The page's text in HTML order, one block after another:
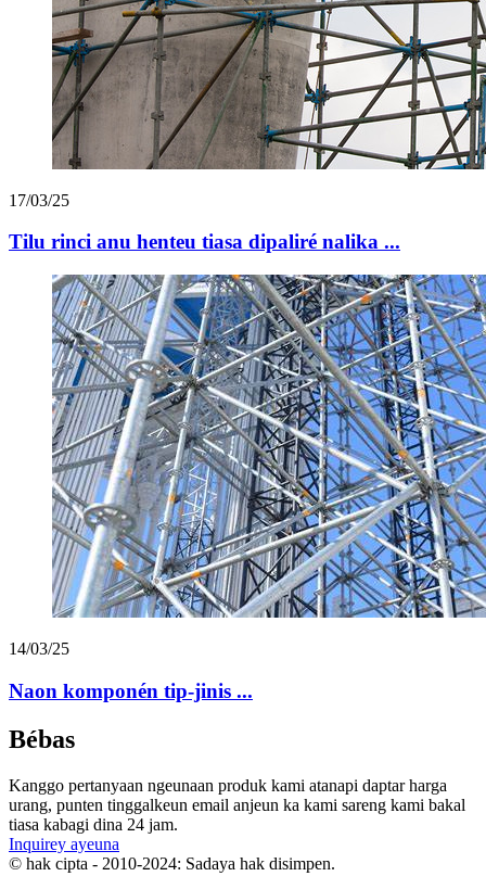
17/03/25
Tilu rinci anu henteu tiasa dipaliré nalika ...
14/03/25
Naon komponén tip-jinis ...
Bébas
Kanggo pertanyaan ngeunaan produk kami atanapi daptar harga
urang, punten tinggalkeun email anjeun ka kami sareng kami bakal
tiasa kabagi dina 24 jam.
Inquirey ayeuna
© hak cipta - 2010-2024: Sadaya hak disimpen.